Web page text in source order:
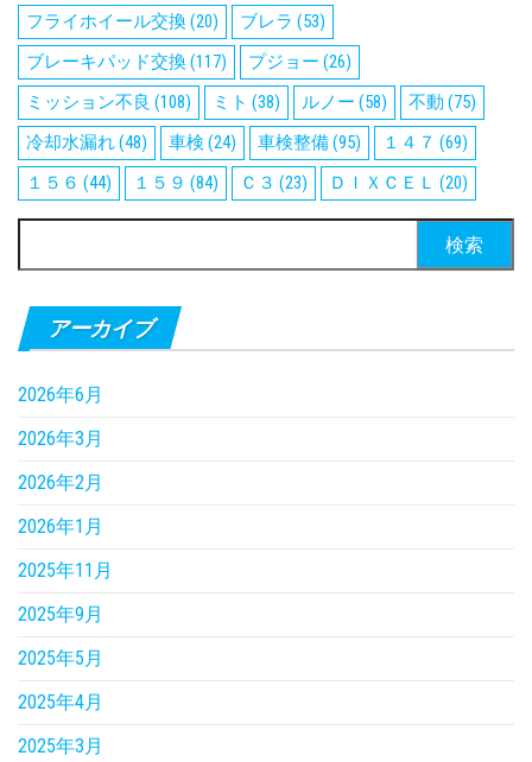
フライホイール交換(20) ブレラ (53)
ブレーキパッド交換(117) プジョー (26)
ミッション不良 (108) ミト (38) ルノー (58) 不動 (75)
冷却水漏れ(48) 車検 (24) 車検整備(95) １４７ (69)
１５６ (44) １５９ (84) Ｃ３ (23) ＤＩＸＣＥＬ (20)
索:
アーカイブ
2026年6月
2026年3月
2026年2月
2026年1月
2025年11月
2025年9月
2025年5月
2025年4月
2025年3月